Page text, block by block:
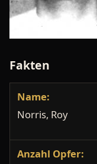
Fakten
Name:
Norris, Roy
Anzahl Opfer: